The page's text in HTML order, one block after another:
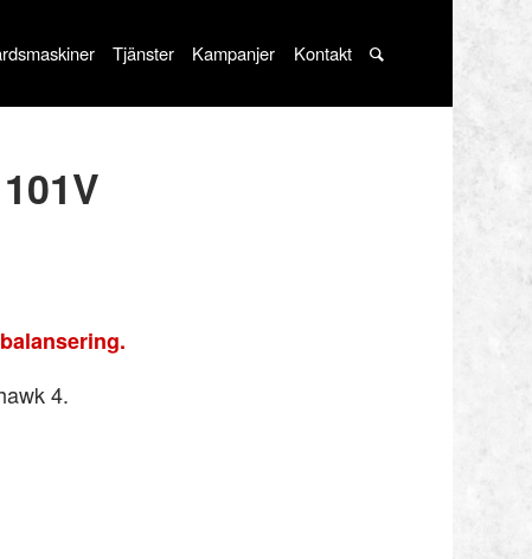
Tjänster Kampanjer Kontakt
4.